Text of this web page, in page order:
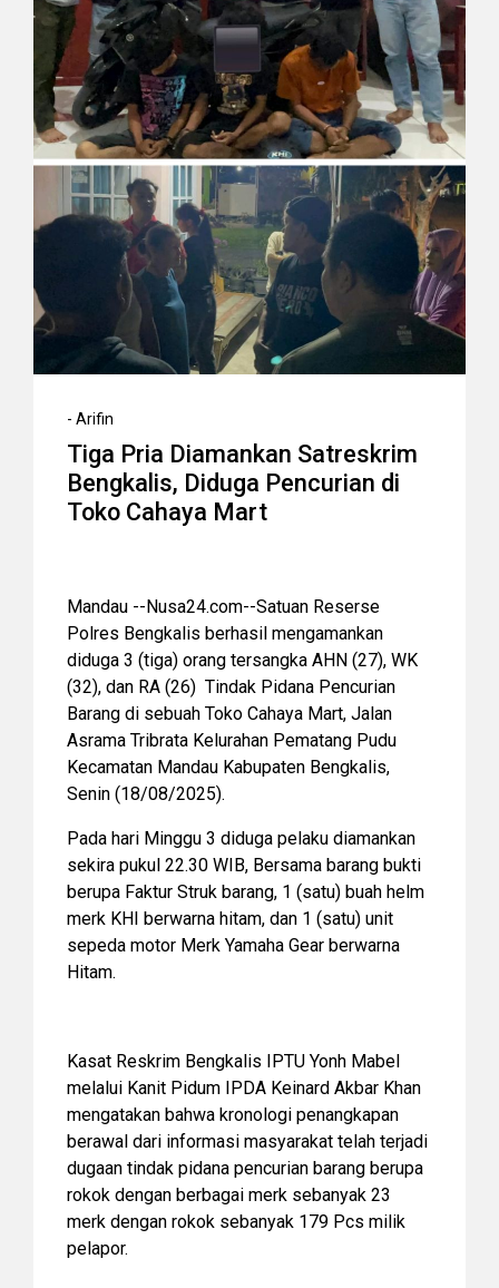
- Arifin
Tiga Pria Diamankan Satreskrim
Bengkalis, Diduga Pencurian di
Toko Cahaya Mart
Mandau --Nusa24.com--Satuan Reserse
Polres Bengkalis berhasil mengamankan
diduga 3 (tiga) orang tersangka AHN (27), WK
(32), dan RA (26) Tindak Pidana Pencurian
Barang di sebuah Toko Cahaya Mart, Jalan
Asrama Tribrata Kelurahan Pematang Pudu
Kecamatan Mandau Kabupaten Bengkalis,
Senin (18/08/2025).
Pada hari Minggu 3 diduga pelaku diamankan
sekira pukul 22.30 WIB, Bersama barang bukti
berupa Faktur Struk barang, 1 (satu) buah helm
merk KHI berwarna hitam, dan 1 (satu) unit
sepeda motor Merk Yamaha Gear berwarna
Hitam.
Kasat Reskrim Bengkalis IPTU Yonh Mabel
melalui Kanit Pidum IPDA Keinard Akbar Khan
mengatakan bahwa kronologi penangkapan
berawal dari informasi masyarakat telah terjadi
dugaan tindak pidana pencurian barang berupa
rokok dengan berbagai merk sebanyak 23
merk dengan rokok sebanyak 179 Pcs milik
pelapor.